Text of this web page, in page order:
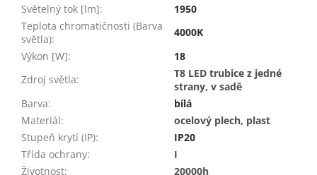
Světelný tok [lm]:
1950
Teplota chromatičnosti (Barva
světla):
4000K
Výkon [W]:
18
Zdroj světla:
T8 LED trubice z jedné
strany, v sadě
Barva:
bílá
Materiál:
ocelový plech, plast
Stupeň krytí (IP):
IP20
Třída ochrany:
I
Životnost:
20000h